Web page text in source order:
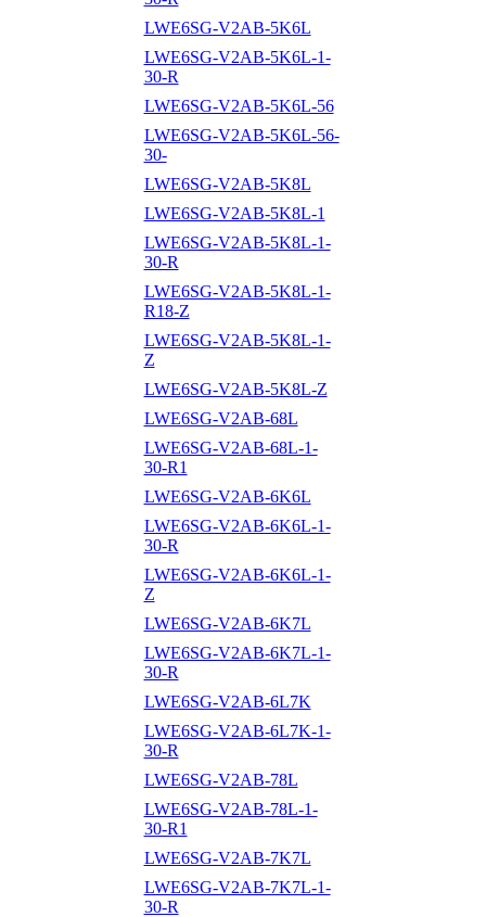
LWE6SG-V2AB-5K6L
LWE6SG-V2AB-5K6L-1-
30-R
LWE6SG-V2AB-5K6L-56
LWE6SG-V2AB-5K6L-56-
30-
LWE6SG-V2AB-5K8L
LWE6SG-V2AB-5K8L-1
LWE6SG-V2AB-5K8L-1-
30-R
LWE6SG-V2AB-5K8L-1-
R18-Z
LWE6SG-V2AB-5K8L-1-
Z
LWE6SG-V2AB-5K8L-Z
LWE6SG-V2AB-68L
LWE6SG-V2AB-68L-1-
30-R1
LWE6SG-V2AB-6K6L
LWE6SG-V2AB-6K6L-1-
30-R
LWE6SG-V2AB-6K6L-1-
Z
LWE6SG-V2AB-6K7L
LWE6SG-V2AB-6K7L-1-
30-R
LWE6SG-V2AB-6L7K
LWE6SG-V2AB-6L7K-1-
30-R
LWE6SG-V2AB-78L
LWE6SG-V2AB-78L-1-
30-R1
LWE6SG-V2AB-7K7L
LWE6SG-V2AB-7K7L-1-
30-R